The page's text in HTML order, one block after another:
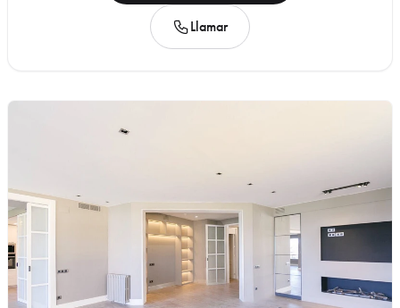
Llamar